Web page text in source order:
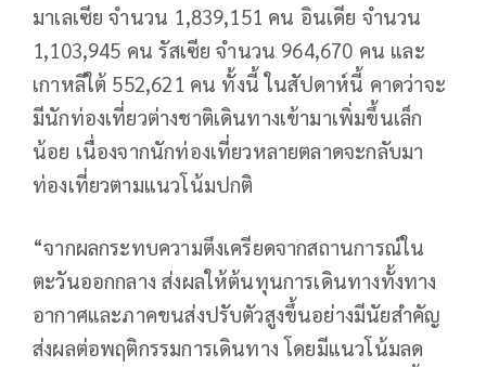
มาเลเซีย จำนวน 1,839,151 คน อินเดีย จำนวน
1,103,945 คน รัสเซีย จำนวน 964,670 คน และ
เกาหลีใต้ 552,621 คน ทั้งนี้ ในสัปดาห์นี้ คาดว่าจะ
มีนักท่องเที่ยวต่างชาติเดินทางเข้ามาเพิ่มขึ้นเล็ก
น้อย เนื่องจากนักท่องเที่ยวหลายตลาดจะกลับมา
ท่องเที่ยวตามแนวโน้มปกติ
“จากผลกระทบความตึงเครียดจากสถานการณ์ใน
ตะวันออกกลาง ส่งผลให้ต้นทุนการเดินทางทั้งทาง
อากาศและภาคขนส่งปรับตัวสูงขึ้นอย่างมีนัยสำคัญ
ส่งผลต่อพฤติกรรมการเดินทาง โดยมีแนวโน้มลด